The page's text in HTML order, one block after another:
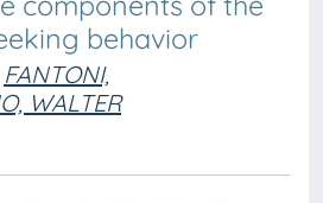
behavior
FANTONI,
WALTER